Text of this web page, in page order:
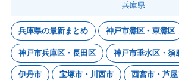
兵庫県
兵庫県の最新まとめ 神戸市灘区・東灘区
神戸市兵庫区・長田区 神戸市垂水区・須
伊丹市 宝塚市・川西市 西宮市・芦